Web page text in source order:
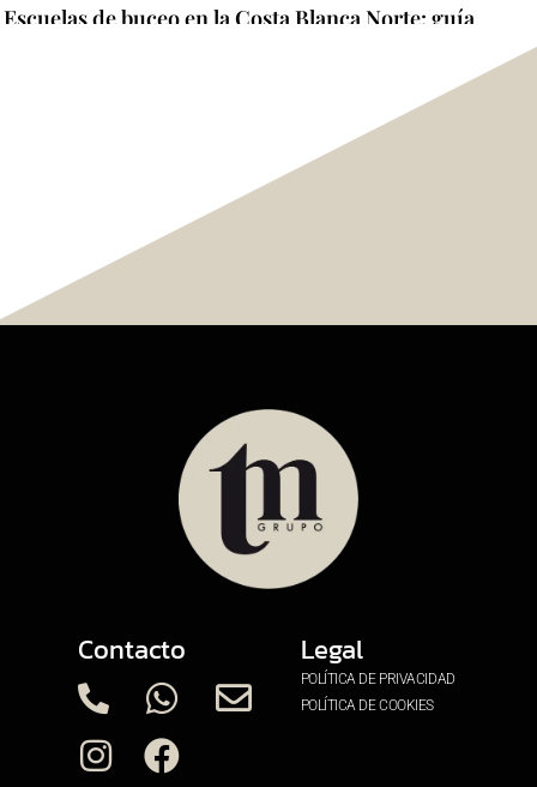
Escuelas de buceo en la Costa Blanca Norte: guía
Contacto Legal
POLÍTICA DE PRIVACIDAD
POLÍTICA DE COOKIES